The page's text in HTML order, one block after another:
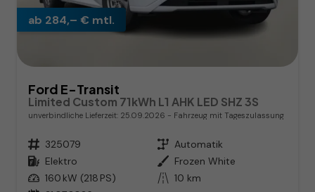
ab 284,– € mtl.
Ford E-Transit
Limited Custom 71kWh L1 AHK LED SHZ 3S
unverbindliche Lieferzeit: 25.09.2026 Fahrzeug mit Tageszulassung
Fahrzeugnr. 325079 Getriebe Automatik
Kraftstoff Elektro Außenfarbe Frozen White
Leistung 160 kW (218 PS) Kilometerstand 10 km